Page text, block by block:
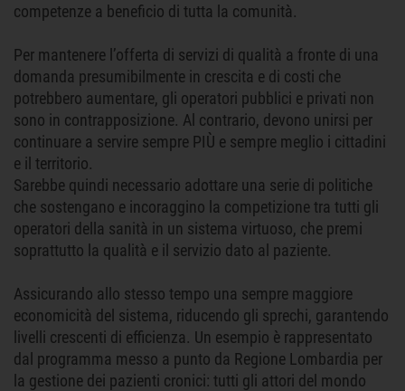
competenze a beneficio di tutta la comunità.
Per mantenere l’offerta di servizi di qualità a fronte di una
domanda presumibilmente in crescita e di costi che
potrebbero aumentare, gli operatori pubblici e privati non
sono in contrapposizione. Al contrario, devono unirsi per
continuare a servire sempre PIÙ e sempre meglio i cittadini
e il territorio.
Sarebbe quindi necessario adottare una serie di politiche
che sostengano e incoraggino la competizione tra tutti gli
operatori della sanità in un sistema virtuoso, che premi
soprattutto la qualità e il servizio dato al paziente.
Assicurando allo stesso tempo una sempre maggiore
economicità del sistema, riducendo gli sprechi, garantendo
livelli crescenti di efficienza. Un esempio è rappresentato
dal programma messo a punto da Regione Lombardia per
la gestione dei pazienti cronici: tutti gli attori del mondo